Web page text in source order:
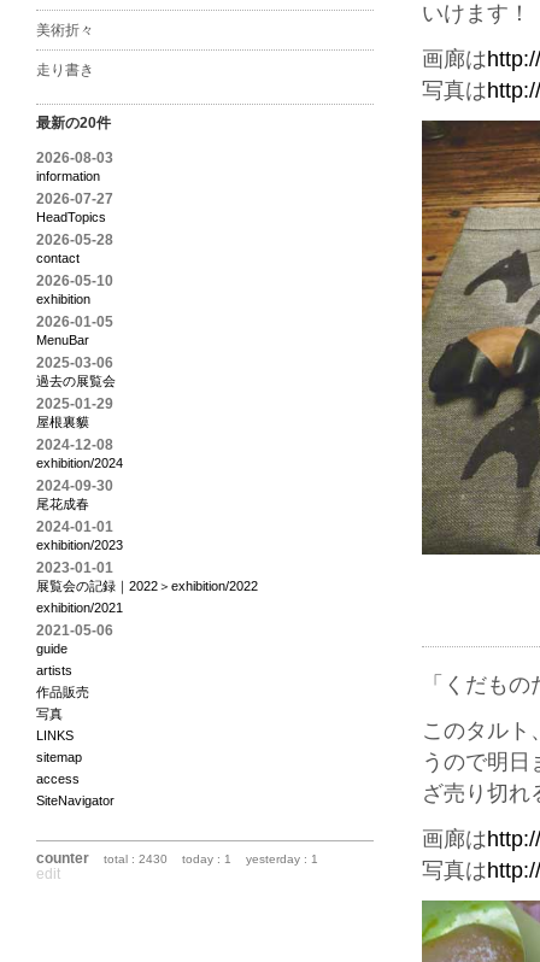
美術折々
走り書き
最新の20件
2026-08-03
information
2026-07-27
HeadTopics
2026-05-28
contact
2026-05-10
exhibition
2026-01-05
MenuBar
2025-03-06
過去の展覧会
2025-01-29
屋根裏貘
2024-12-08
exhibition/2024
2024-09-30
尾花成春
2024-01-01
exhibition/2023
2023-01-01
展覧会の記録｜2022＞exhibition/2022
exhibition/2021
2021-05-06
guide
artists
作品販売
写真
LINKS
sitemap
access
SiteNavigator
counter total : 2430 today : 1 yesterday : 1
edit
いけます！
画廊は
写真は
「くだも
このタルト
うので明日
ざ売り切れ
画廊は
写真は